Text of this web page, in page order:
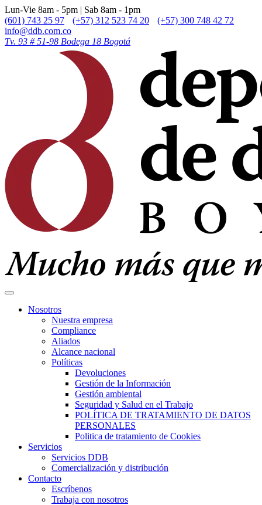
Lun-Vie 8am - 5pm | Sab 8am - 1pm
(601) 743 25 97
(+57) 312 523 74 20
(+57) 300 748 42 72
info@ddb.com.co
Tv. 93 # 51-98 Bodega 18 Bogotá
Nosotros
Nuestra empresa
Compliance
Aliados
Alcance nacional
Políticas
Devoluciones
Gestión de la Información
Gestión ambiental
Seguridad y Salud en el Trabajo
POLÍTICA DE TRATAMIENTO DE DATOS
PERSONALES
Politica de tratamiento de Cookies
Servicios
Servicios DDB
Comercialización y distribución
Contacto
Escríbenos
Trabaja con nosotros